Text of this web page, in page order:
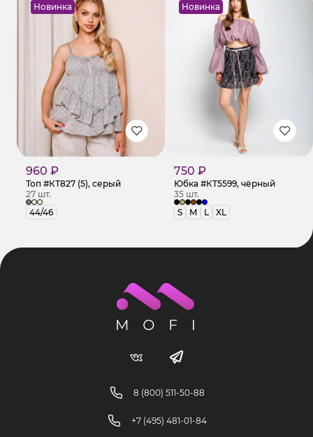
Новинка
960 ₽
Топ #КТ827 (5), серый
27 шт.
44/46
Новинка
750 ₽
Юбка #КТ5599, чёрный
35 шт.
S
M L XL
8 (800) 511-50-88
+7 (495) 481-01-84